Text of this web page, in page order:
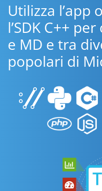
Utilizza l’app
l’SDK C++
e MD e tra
popolari di